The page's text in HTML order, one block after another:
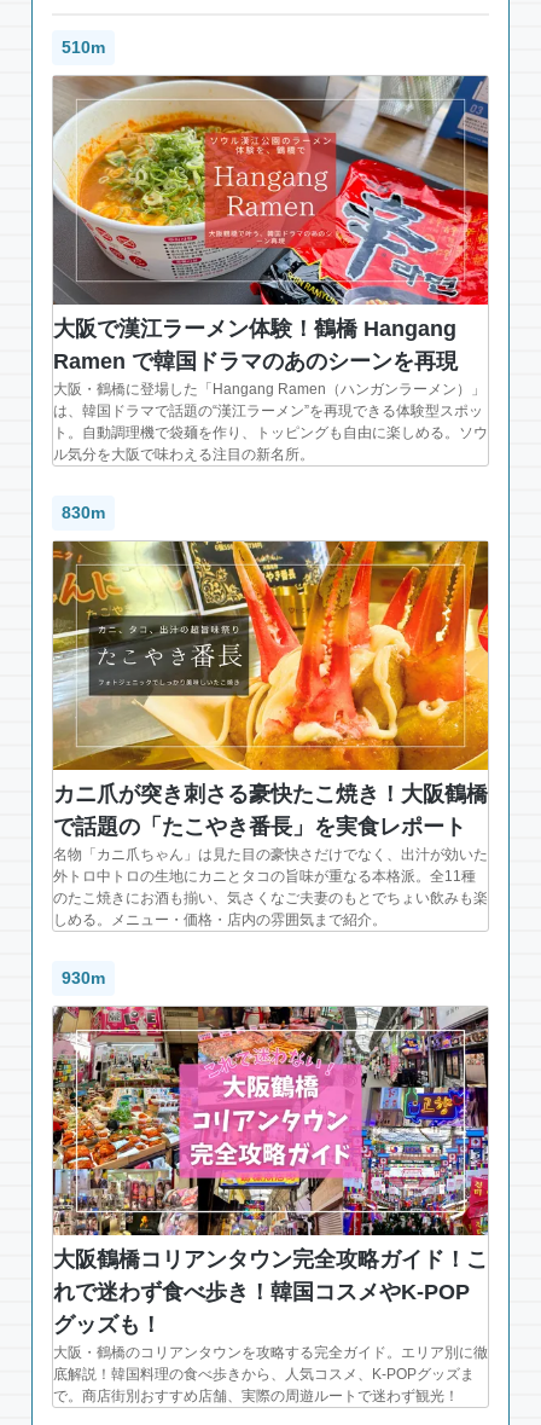
510m
大阪で漢江ラーメン体験！鶴橋 Hangang
Ramen で韓国ドラマのあのシーンを再現
大阪・鶴橋に登場した「Hangang Ramen（ハンガンラーメン）」
は、韓国ドラマで話題の“漢江ラーメン”を再現できる体験型スポッ
ト。自動調理機で袋麺を作り、トッピングも自由に楽しめる。ソウ
ル気分を大阪で味わえる注目の新名所。
830m
カニ爪が突き刺さる豪快たこ焼き！大阪鶴橋
で話題の「たこやき番長」を実食レポート
名物「カニ爪ちゃん」は見た目の豪快さだけでなく、出汁が効いた
外トロ中トロの生地にカニとタコの旨味が重なる本格派。全11種
のたこ焼きにお酒も揃い、気さくなご夫妻のもとでちょい飲みも楽
しめる。メニュー・価格・店内の雰囲気まで紹介。
930m
大阪鶴橋コリアンタウン完全攻略ガイド！こ
れで迷わず食べ歩き！韓国コスメやK-POP
グッズも！
大阪・鶴橋のコリアンタウンを攻略する完全ガイド。エリア別に徹
底解説！韓国料理の食べ歩きから、人気コスメ、K-POPグッズま
で。商店街別おすすめ店舗、実際の周遊ルートで迷わず観光！